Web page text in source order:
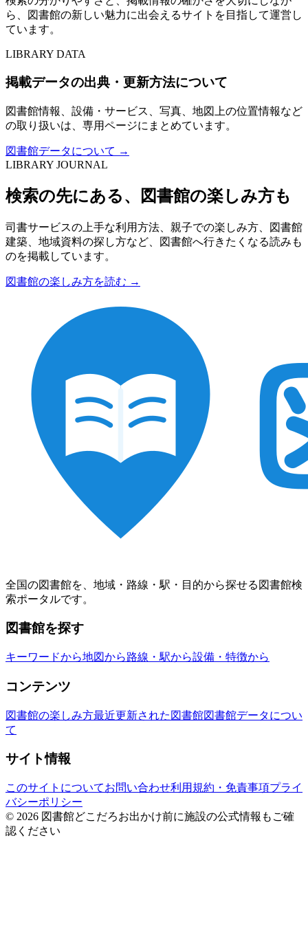
ら、図書館の新しい魅力に出会えるサイトを目指して運営し
ています。
LIBRARY DATA
掲載データの出典・更新方法について
図書館情報、設備・サービス、写真、地図上の位置情報など
の取り扱いは、専用ページにまとめています。
図書館データについて →
LIBRARY JOURNAL
検索の先にある、図書館の楽しみ方も
司書サービスの上手な利用方法、親子での楽しみ方、図書館
建築、地域資料の探し方など、図書館へ行きたくなる読みも
のを掲載しています。
図書館の楽しみ方を読む →
全国の図書館を、地域・路線・駅・目的から探せる図書館検
索ポータルです。
図書館を探す
キーワードから地図から路線・駅から設備・特徴から
コンテンツ
図書館の楽しみ方最近更新された図書館図書館データについ
て
サイト情報
このサイトについてお問い合わせ利用規約・免責事項プライ
バシーポリシー
© 2026 図書館どこだろお出かけ前に施設の公式情報もご確
認ください